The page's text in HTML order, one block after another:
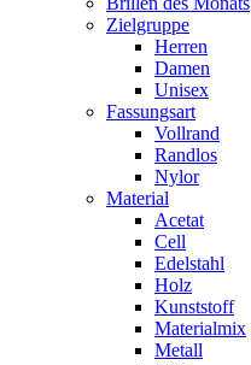
Zielgruppe
Herren
Damen
Unisex
Fassungsart
Vollrand
Randlos
Nylor
Material
Acetat
Cell
Edelstahl
Holz
Kunststoff
Materialmix
Metall